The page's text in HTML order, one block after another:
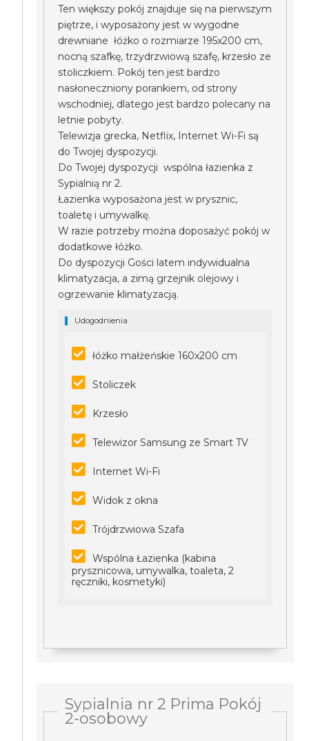
Ten większy pokój znajduje się na pierwszym
piętrze, i wyposażony jest w wygodne
drewniane łóżko o rozmiarze 195x200 cm,
nocną szafkę, trzydrzwiową szafę, krzesło ze
stoliczkiem. Pokój ten jest bardzo
nasłoneczniony porankiem, od strony
wschodniej, dlatego jest bardzo polecany na
letnie pobyty.
Telewizja grecka, Netflix, Internet Wi-Fi są
do Twojej dyspozycji.
Do Twojej dyspozycji wspólna łazienka z
Sypialnią nr 2.
Łazienka wyposażona jest w prysznic,
toaletę i umywalkę.
W razie potrzeby można doposażyć pokój w
dodatkowe łóżko.
Do dyspozycji Gości latem indywidualna
klimatyzacja, a zimą grzejnik olejowy i
ogrzewanie klimatyzacją.
Udogodnienia
łóżko małżeńskie 160x200 cm
Stoliczek
Krzesło
Telewizor Samsung ze Smart TV
Internet Wi-Fi
Widok z okna
Trójdrzwiowa Szafa
Wspólna Łazienka (kabina
prysznicowa, umywalka, toaleta, 2
ręczniki, kosmetyki)
Sypialnia nr 2 Prima Pokój
2-osobowy